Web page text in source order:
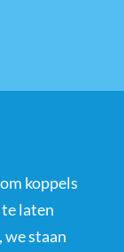
koppels
te laten
we staan